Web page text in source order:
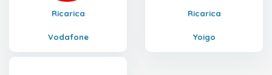
Ricarica
Vodafone
Ricarica
Yoigo